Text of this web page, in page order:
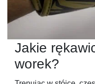
Jakie
worek?